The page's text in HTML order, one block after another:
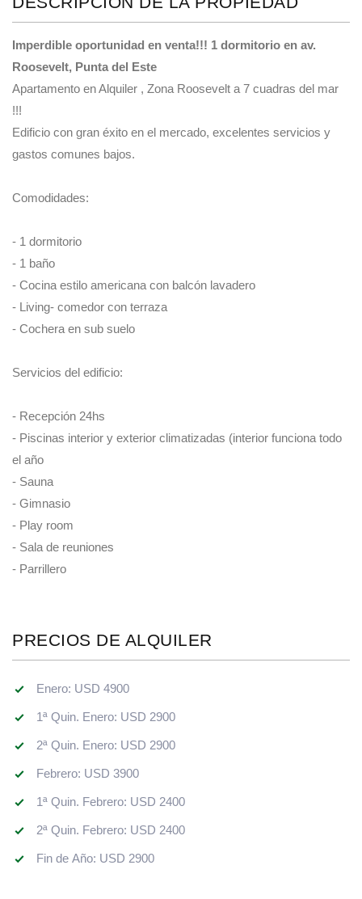
Imperdible oportunidad en venta!!! 1 dormitorio en av.
Roosevelt, Punta del Este
Apartamento en Alquiler , Zona Roosevelt a 7 cuadras del mar
!!!
Edificio con gran éxito en el mercado, excelentes servicios y
gastos comunes bajos.
Comodidades:
- 1 dormitorio
- 1 baño
- Cocina estilo americana con balcón lavadero
- Living- comedor con terraza
- Cochera en sub suelo
Servicios del edificio:
- Recepción 24hs
- Piscinas interior y exterior climatizadas (interior funciona todo
el año
- Sauna
- Gimnasio
- Play room
- Sala de reuniones
- Parrillero
PRECIOS DE ALQUILER
Enero: USD 4900
1ª Quin. Enero: USD 2900
2ª Quin. Enero: USD 2900
Febrero: USD 3900
1ª Quin. Febrero: USD 2400
2ª Quin. Febrero: USD 2400
Fin de Año: USD 2900